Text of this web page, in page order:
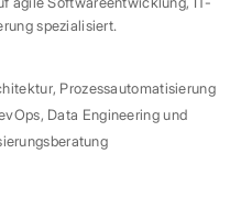
spezialisiert.
, Prozessautomatisierung
, Data Engineering und